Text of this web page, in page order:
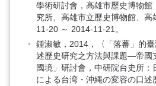
學術研討會，高雄市歷史博物館
究所、高雄市立歷史博物館、高
11-20 ～ 2014-11-21。
鍾淑敏，2014，〈「落蕃」的
述歷史研究之方法與課題—帝國
國境」研討會，中研院台史所：
による台湾・沖縄の変容の口述